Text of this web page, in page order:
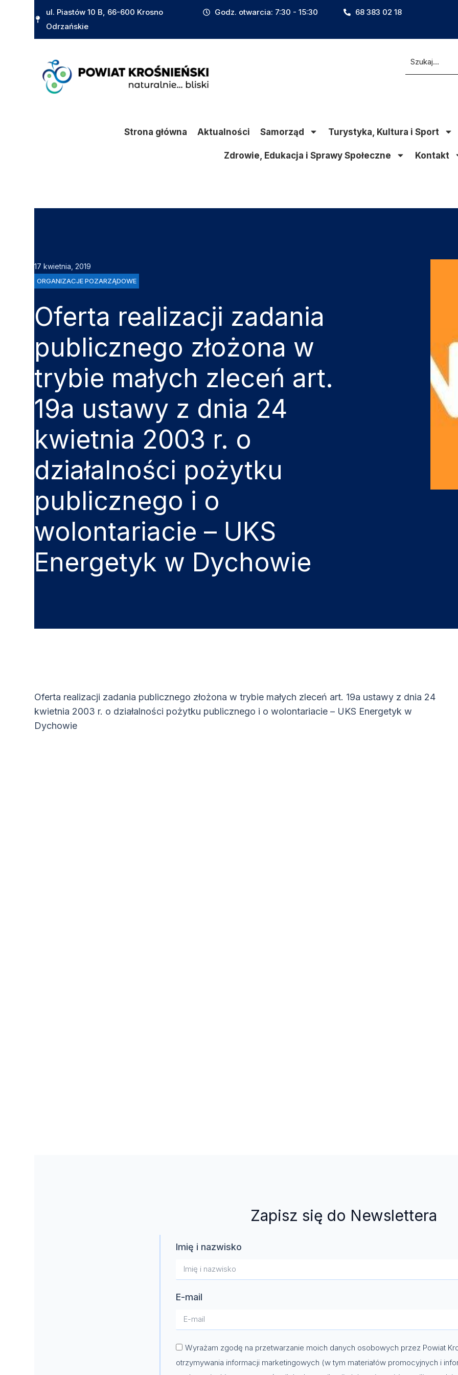
treściul. Piastów 10 B, 66-600 Krosno
Odrzańskie
Godz. otwarcia: 7:30 - 15:30 68 383 02 18
Strona główna Aktualności Samorząd Turystyka, Kultura i Sport
Zdrowie, Edukacja i Sprawy Społeczne Kontakt
17 kwietnia, 2019
ORGANIZACJE POZARZĄDOWE
Oferta realizacji zadania
publicznego złożona w
trybie małych zleceń art.
19a ustawy z dnia 24
kwietnia 2003 r. o
działalności pożytku
publicznego i o
wolontariacie – UKS
Energetyk w Dychowie
Oferta realizacji zadania publicznego złożona w trybie małych zleceń art. 19a ustawy z dnia 24
kwietnia 2003 r. o działalności pożytku publicznego i o wolontariacie – UKS Energetyk w
Dychowie
Zapisz się do Newslettera
Imię i nazwisko
E-mail
Wyrażam zgodę na przetwarzanie moich danych osobowych przez Powiat
otrzymywania informacji marketingowych (w tym materiałów promocyjnych i